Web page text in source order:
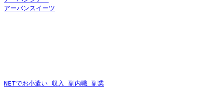
アーバンスイーツ
NETでお小遣い 収入 副内職 副業